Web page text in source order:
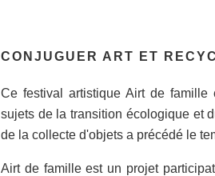
CONJUGUER ART ET
Ce festival artistique Airt de
sujets de la transition écologique et
de la collecte d'objets a précédé le
Airt de famille est un projet